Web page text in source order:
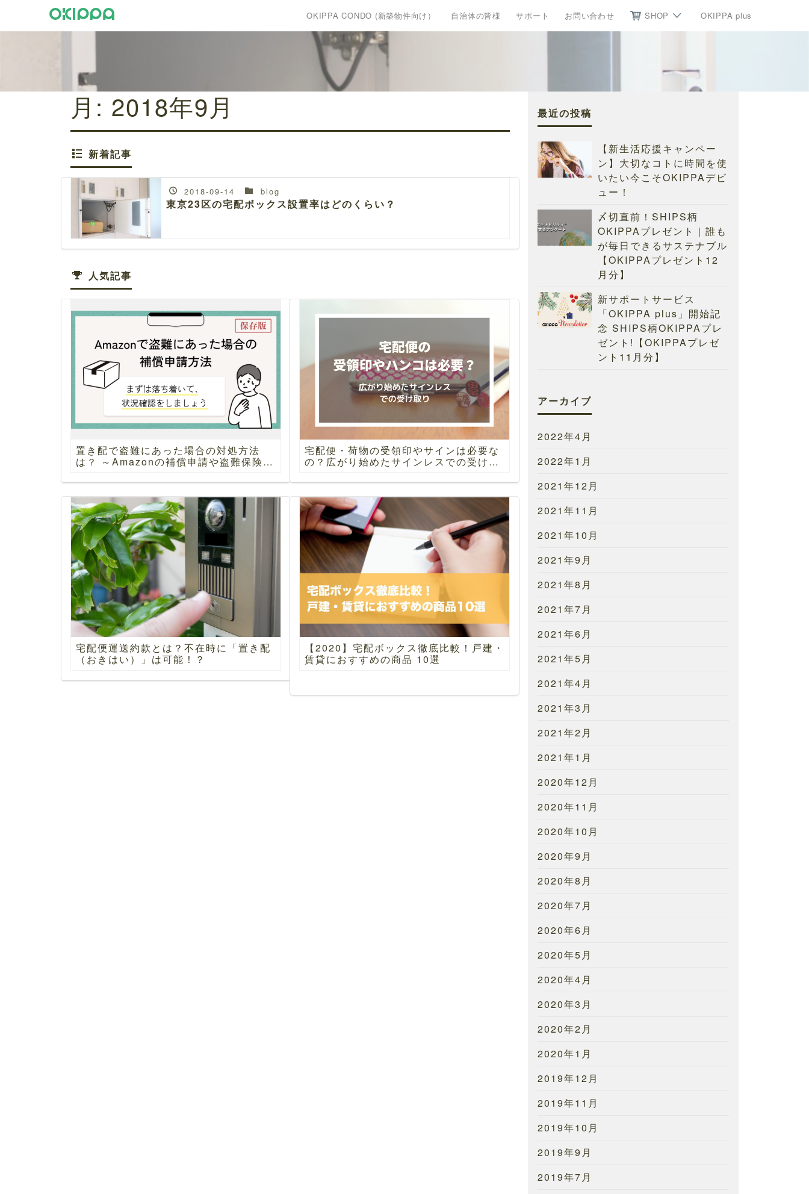
OKIPPA CONDO (新築物件向け） 自治体の皆様 サポート お問い合わせ SHOP OKIPPA plus
月: 2018年9月
新着記事
2018-09-14 blog
東京23区の宅配ボックス設置率はどのくらい？
人気記事
置き配で盗難にあった場合の対処方法
は？ ～Amazonの補償申請や盗難保険を
宅配便・荷物の受領印やサインは必要な
の？広がり始めたサインレスでの受け取
宅配便運送約款とは？不在時に「置き配
（おきはい）」は可能！？
【2020】宅配ボックス徹底比較！戸建・
賃貸におすすめの商品 10選
最近の投稿
【新生活応援キャンペー
ン】大切なコトに時間を使
いたい今こそOKIPPAデビ
ュー！
〆切直前！SHIPS柄
OKIPPAプレゼント｜誰も
が毎日できるサステナブル
【OKIPPAプレゼント12
月分】
新サポートサービス
「OKIPPA plus」開始記
念 SHIPS柄OKIPPAプレ
ゼント!【OKIPPAプレゼ
ント11月分】
アーカイブ
2022年4月
2022年1月
2021年12月
2021年11月
2021年10月
2021年9月
2021年8月
2021年7月
2021年6月
2021年5月
2021年4月
2021年3月
2021年2月
2021年1月
2020年12月
2020年11月
2020年10月
2020年9月
2020年8月
2020年7月
2020年6月
2020年5月
2020年4月
2020年3月
2020年2月
2020年1月
2019年12月
2019年11月
2019年10月
2019年9月
2019年7月